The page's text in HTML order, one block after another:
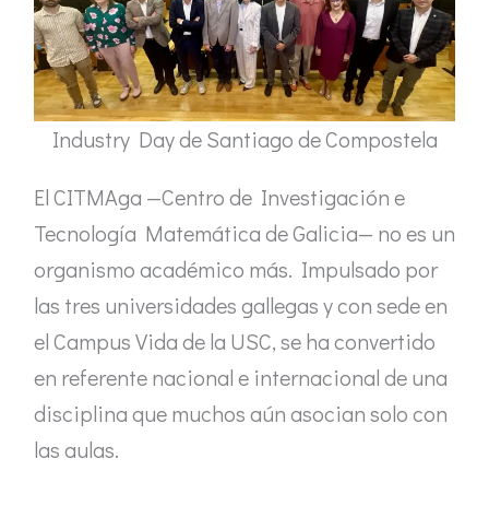
Industry Day de Santiago de Compostela
El CITMAga —Centro de Investigación e
Tecnología Matemática de Galicia— no es un
organismo académico más. Impulsado por
las tres universidades gallegas y con sede en
el Campus Vida de la USC, se ha convertido
en referente nacional e internacional de una
disciplina que muchos aún asocian solo con
las aulas.